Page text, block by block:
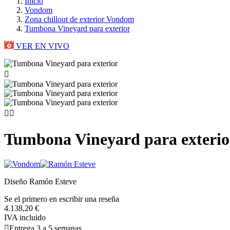
Vondom
Zona chillout de exterior Vondom
Tumbona Vineyard para exterior
VER EN VIVO

 
Tumbona Vineyard para
Diseño Ramón Esteve
Se el primero en escribir una reseña
4.138,20 €
IVA incluido
Entrega 3 a 5 semanas